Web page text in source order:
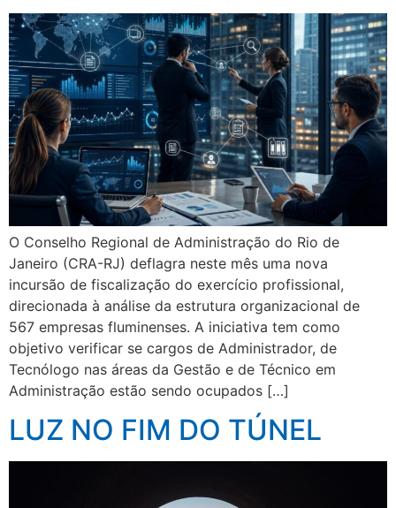
O Conselho Regional de Administração do Rio de
Janeiro (CRA-RJ) deflagra neste mês uma nova
incursão de fiscalização do exercício profissional,
direcionada à análise da estrutura organizacional de
567 empresas fluminenses. A iniciativa tem como
objetivo verificar se cargos de Administrador, de
Tecnólogo nas áreas da Gestão e de Técnico em
Administração estão sendo ocupados […]
LUZ NO FIM DO TÚNEL